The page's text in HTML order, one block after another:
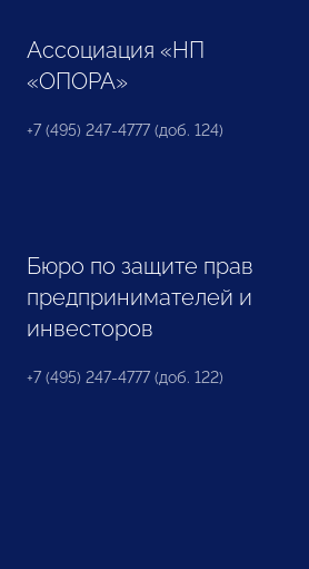
Ассоциация «НП
«ОПОРА»
+7 (495) 247-4777 (доб. 124)
Бюро по защите прав
предпринимателей и
инвесторов
+7 (495) 247-4777 (доб. 122)